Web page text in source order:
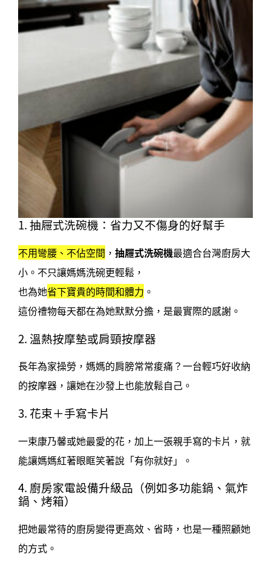
1. 抽屜式洗碗機：省力又不傷身的好幫手
不用彎腰、不佔空間 ， 抽屜式洗碗機最適合台灣廚房大
小。不只讓媽媽洗碗更輕鬆，
也為她省下寶貴的時間和體力 。
這份禮物每天都在為她默默分擔，是最實際的感謝。
2. 溫熱按摩墊或肩頸按摩器
長年為家操勞，媽媽的肩膀常常痠痛？一台輕巧好收納
的按摩器，讓她在沙發上也能放鬆自己。
3. 花束＋手寫卡片
一束康乃馨或她最愛的花，加上一張親手寫的卡片，就
能讓媽媽紅著眼眶笑著說「有你就好」。
4. 廚房家電設備升級品（例如多功能鍋、氣炸
鍋、烤箱）
把她最常待的廚房變得更高效、省時，也是一種照顧她
的方式。